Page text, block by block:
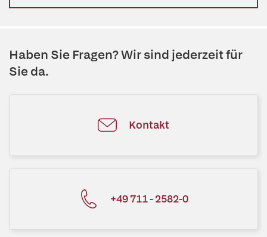
Haben Sie Fragen? Wir sind jederzeit für
Sie da.
Kontakt
+49 711 - 2582-0